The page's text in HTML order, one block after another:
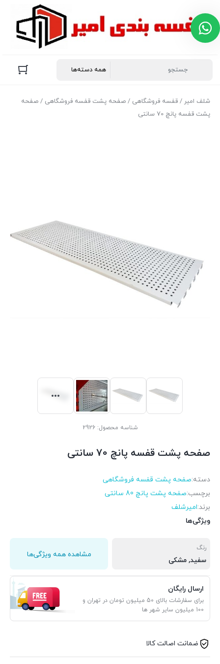
شلف امیر / قفسه فروشگاهی / صفحه پشت قفسه فروشگاهی / صفحه
پشت قفسه پانچ 70 سانتی
شناسه محصول:2926
صفحه پشت قفسه پانچ 70 سانتی
دسته:صفحه پشت قفسه فروشگاهی
برچسب:صفحه پشت پانچ 80 سانتی
برند:امیرشلف
ویژگی‌ها
رنگ
سفید, مشکی
مشاهده همه ویژگی‌ها
ارسال رایگان
برای سفارشات بالای 50 میلیون تومان در تهران و
100 میلیون سایر شهر ها
ضمانت اصالت کالا
پشتیبانی در روبیکا
هر سوال یا ابهامی دارید صمیمانه پاسخگویی
👋 سلام امیدوارم عالی باشید